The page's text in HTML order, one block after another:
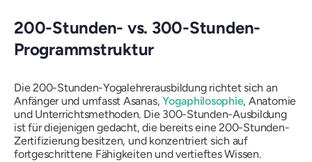
200-Stunden- vs. 300-Stunden-
Programmstruktur
Die 200-Stunden-Yogalehrerausbildung richtet sich an
Anfänger und umfasst Asanas,Yogaphilosophie, Anatomie
und Unterrichtsmethoden. Die 300-Stunden-Ausbildung
ist für diejenigen gedacht, die bereits eine 200-Stunden-
Zertifizierung besitzen, und konzentriert sich auf
fortgeschrittene Fähigkeiten und vertieftes Wissen.